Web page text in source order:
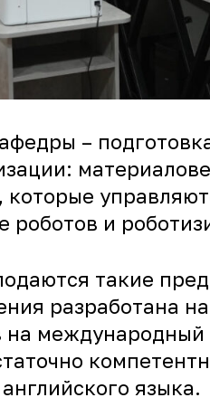
–
роботов и
такие
разработана
на
языка.